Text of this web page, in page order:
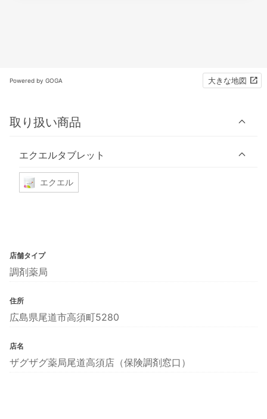
Powered by GOGA 大きな地図
取り扱い商品
エクエルタブレット
エクエル
店舗タイプ
調剤薬局
住所
広島県尾道市高須町5280
店名
ザグザグ薬局尾道高須店（保険調剤窓口）